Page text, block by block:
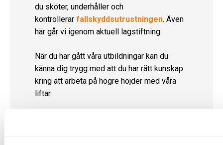
du sköter, underhåller och
kontrollerar fallskyddsutrustningen. Även
här går vi igenom aktuell lagstiftning.
När du har gått våra utbildningar kan du
känna dig trygg med att du har rätt kunskap
kring att arbeta på högre höjder med våra
liftar.